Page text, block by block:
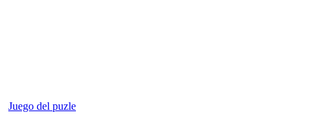
Juego del puzle